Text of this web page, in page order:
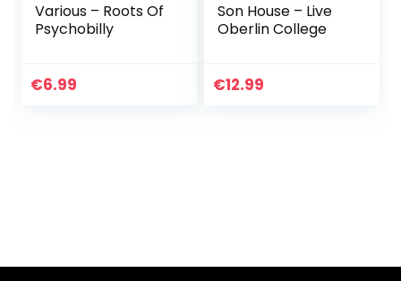
Various – Roots Of
Psychobilly
€6.99
Son House – Live
Oberlin College
€12.99